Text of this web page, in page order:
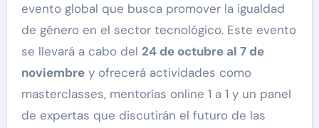
evento global que busca promover la igualdad
de género en el sector tecnológico. Este evento
se llevará a cabo del 24 de octubre al 7 de
noviembrey ofrecerá actividades como
masterclasses, mentorías online 1 a 1 y un panel
de expertas que discutirán el futuro de las